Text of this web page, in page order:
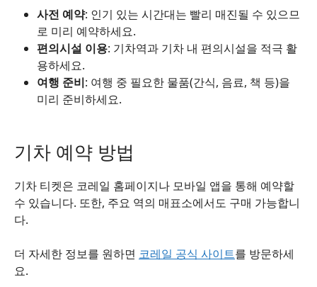
사전 예약: 인기 있는 시간대는 빨리 매진될 수 있으므
로 미리 예약하세요.
편의시설 이용: 기차역과 기차 내 편의시설을 적극 활
용하세요.
여행 준비: 여행 중 필요한 물품(간식, 음료, 책 등)을
미리 준비하세요.
기차 예약 방법
기차 티켓은 코레일 홈페이지나 모바일 앱을 통해 예약할
수 있습니다. 또한, 주요 역의 매표소에서도 구매 가능합니
다.
더 자세한 정보를 원하면 코레일 공식 사이트를 방문하세
요.